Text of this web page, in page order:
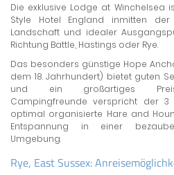
Die exklusive Lodge at Winchelsea
Style Hotel England inmitten der
Landschaft und idealer
Richtung Battle, Hastings oder Rye.
Das besonders günstige Hope
dem 18. Jahrhundert) bietet guten
und ein großartiges Preis-
Campingfreunde verspricht der
optimal organisierte Hare and
Entspannung in einer
Umgebung.
Rye, East Sussex: